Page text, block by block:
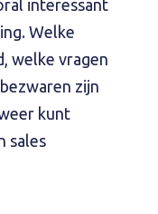
interessant
Welke
welke vragen
zijn
kunt
sales